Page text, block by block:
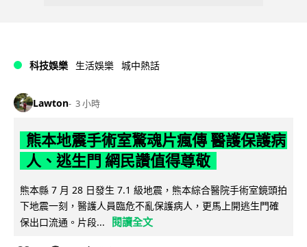
科技娛樂 生活娛樂 城中熱話
Lawton 3 小時
熊本地震手術室驚魂片瘋傳 醫護保護病
人、逃生門 網民讚值得尊敬
熊本縣 7 月 28 日發生 7.1 級地震，熊本綜合醫院手術室鏡頭拍
下地震一刻，醫護人員臨危不亂保護病人，更馬上開逃生門確
保出口流通。片段...
閱讀全文